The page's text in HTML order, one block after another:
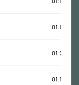
01:09:58
01:20:58
01:14:32